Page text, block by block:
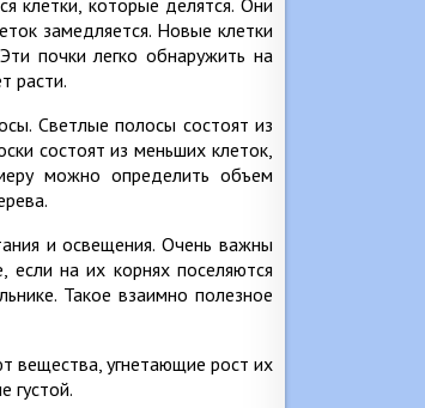
клетки, которые делятся. Они
замедляется. Новые клетки
почки легко обнаружить на
расти.
Светлые полосы состоят из
состоят из меньших клеток,
можно определить объем
и освещения. Очень важны
на их корнях поселяются
Такое взаимно полезное
вещества, угнетающие рост их
густой.